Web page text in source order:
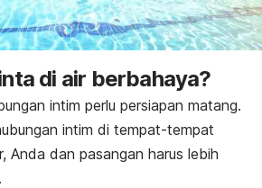
di air berbahaya?
intim perlu persiapan matang.
intim di tempat-tempat
Anda dan pasangan harus lebih